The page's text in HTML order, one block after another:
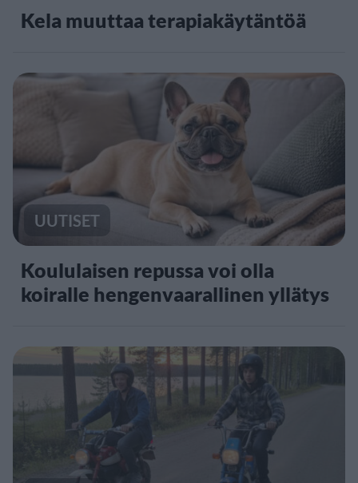
Kela muuttaa terapiakäytäntöä
UUTISET
Koululaisen repussa voi olla
koiralle hengenvaarallinen yllätys